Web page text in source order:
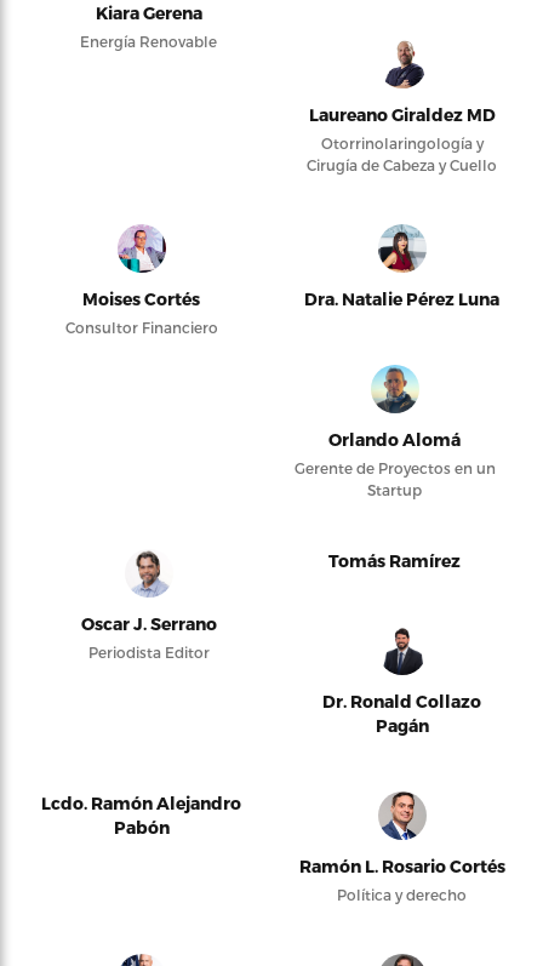
Kiara Gerena
Energía Renovable
Laureano Giraldez MD
Otorrinolaringología y
Cirugía de Cabeza y Cuello
Moises Cortés
Consultor Financiero
Dra. Natalie Pérez Luna
Orlando Alomá
Gerente de Proyectos en un
Startup
Oscar J. Serrano
Periodista Editor
Tomás Ramírez
Dr. Ronald Collazo
Pagán
Lcdo. Ramón Alejandro
Pabón
Ramón L. Rosario Cortés
Política y derecho